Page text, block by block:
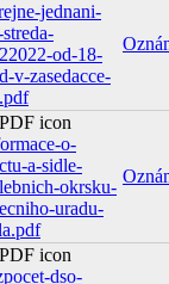
jednani-
od-18-
v-zasedacce-
o-
a-sidle-
okrsku-
uradu-
dso-